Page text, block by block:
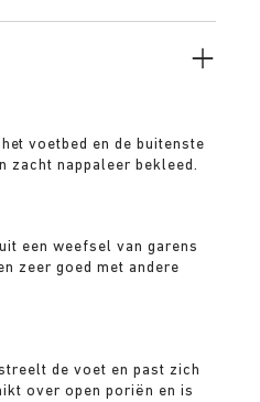
voetbed en de buitenste
zacht nappaleer bekleed.
een weefsel van garens
zeer goed met andere
de voet en past zich
over open poriën en is